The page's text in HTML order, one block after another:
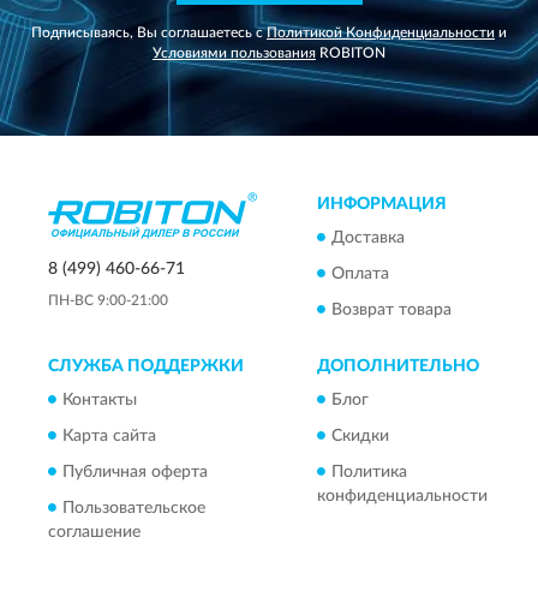
Подписываясь, Вы соглашаетесь сПолитикой Конфиденциальности и
Условиями пользования ROBITON
8 (499) 460-66-71
ПН-ВС 9:00-21:00
ИНФОРМАЦИЯ
Доставка
Оплата
Возврат товара
СЛУЖБА ПОДДЕРЖКИ
Контакты
Карта сайта
Публичная оферта
Пользовательское
соглашение
ДОПОЛНИТЕЛЬНО
Блог
Скидки
Политика
конфиденциальности